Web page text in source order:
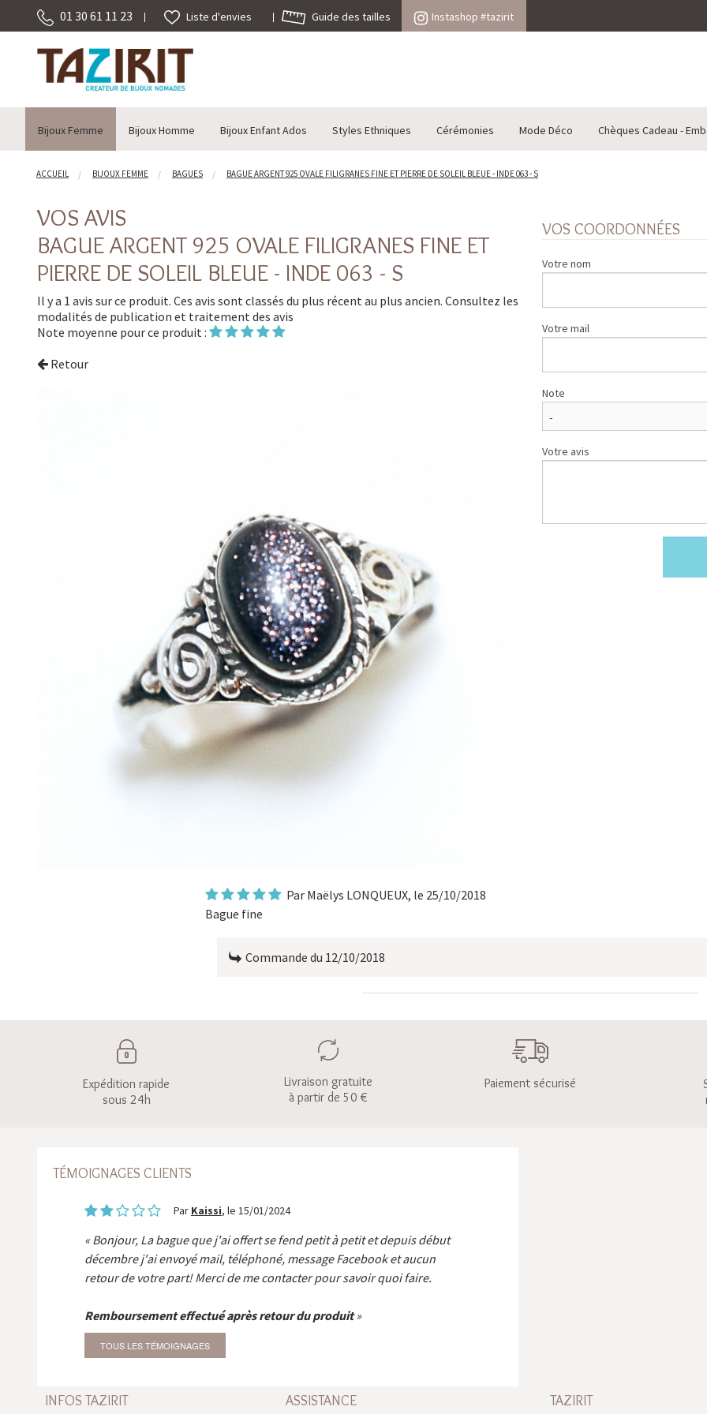
01 30 61 11 23 Liste d'envies Guide des tailles Instashop #tazirit
Bijoux Femme Bijoux Homme Bijoux Enfant Ados Styles Ethniques Cérémonies Mode Déco Chèques Cadeau -
ACCUEIL BIJOUX FEMME BAGUES BAGUE ARGENT 925 OVALE FILIGRANES FINE ET PIERRE DE SOLEIL BLEUE - INDE 063 - S
VOS AVIS
BAGUE ARGENT 925 OVALE FILIGRANES FINE ET
PIERRE DE SOLEIL BLEUE - INDE 063 - S
Il y a 1 avis sur ce produit. Ces avis sont classés du plus récent au plus ancien. Consultez les
modalités de publication et traitement des avis
Note moyenne pour ce produit :
Retour
VOS COORDONNÉES
Votre nom
Votre mail
Note
Votre avis
Par Maëlys LONQUEUX, le 25/10/2018
Bague fine
Commande du 12/10/2018
Expédition rapide
sous 24h
Livraison gratuite
à partir de 50 €
Paiement sécurisé
TÉMOIGNAGES CLIENTS
Par Kaissi, le 15/01/2024
Bonjour, La bague que j'ai offert se fend petit à petit et depuis début
décembre j'ai envoyé mail, téléphoné, message Facebook et aucun
retour de votre part! Merci de me contacter pour savoir quoi faire.
Remboursement effectué après retour du produit
TOUS LES TÉMOIGNAGES
INFOS TAZIRIT ASSISTANCE TAZIRIT